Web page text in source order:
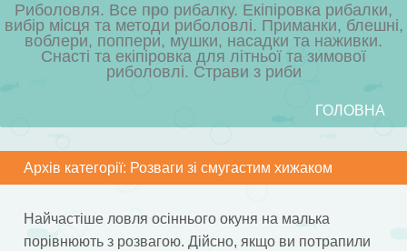
Риболовля. Все про рибалку. Екіпіровка рибалки,
вибір місця та методи риболовлі. Приманки, блешні,
воблери, поппери, мушки, насадки та наживки.
Снасті та екіпіровка для літньої та зимової
риболовлі. Страви з риби
Menu ГОЛОВНА
Архів категорії: Розваги зі смугастим хижаком
Найчастіше ловля осіннього окуня на малька
порівнюють з розвагою. Дійсно, якщо ви потрапили